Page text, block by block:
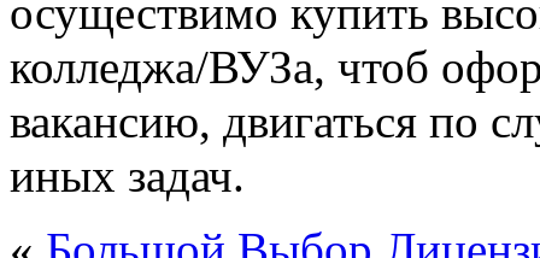
осуществимо купить
колледжа/ВУЗа, чтоб
вакансию, двигаться по
иных задач.